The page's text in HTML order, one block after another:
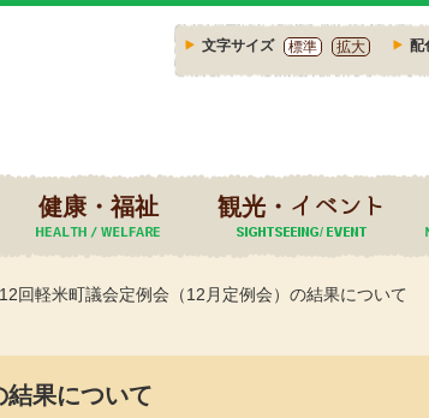
文字サイズ 標準 拡大 配
健康・福祉 観光・イベント
回軽米町議会定例会（12月定例会）の結果について
果について